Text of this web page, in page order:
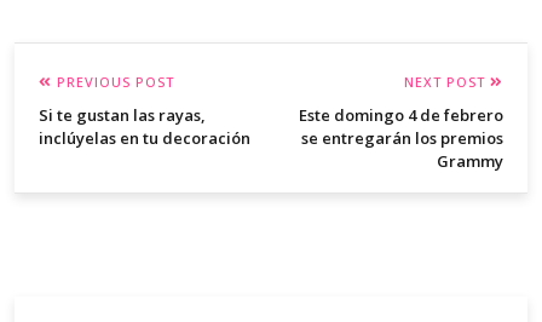
PREVIOUS POST
Si te gustan las rayas,
inclúyelas en tu decoración
NEXT POST
Este domingo 4 de febrero
se entregarán los premios
Grammy